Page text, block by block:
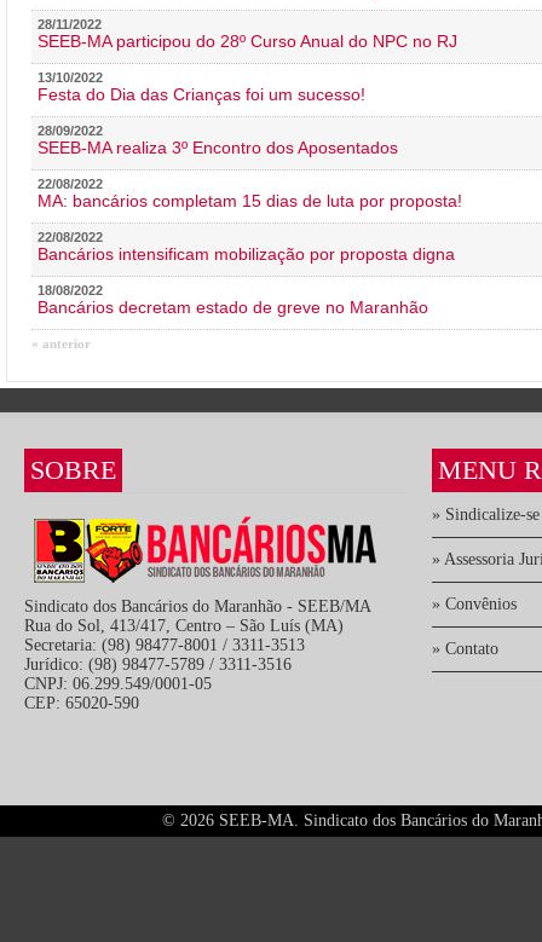
28/11/2022
SEEB-MA participou do 28º Curso Anual do NPC no RJ
13/10/2022
Festa do Dia das Crianças foi um sucesso!
28/09/2022
SEEB-MA realiza 3º Encontro dos Aposentados
22/08/2022
MA: bancários completam 15 dias de luta por proposta!
22/08/2022
Bancários intensificam mobilização por proposta digna
18/08/2022
Bancários decretam estado de greve no Maranhão
« anterior
SOBRE
Sindicato dos Bancários do Maranhão - SEEB/MA
Rua do Sol, 413/417, Centro – São Luís (MA)
Secretaria: (98) 98477-8001 / 3311-3513
Jurídico: (98) 98477-5789 / 3311-3516
CNPJ: 06.299.549/0001-05
CEP: 65020-590
MENU
» Sindicalize-se
» Assessoria
» Convênios
» Contato
© 2026 SEEB-MA. Sindicato dos Bancários do